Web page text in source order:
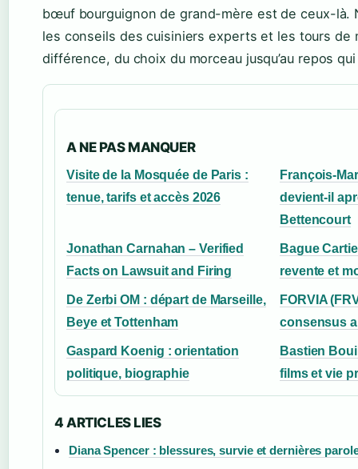
bœuf bourguignon de grand-mère est de ceux-là.
les conseils des cuisiniers experts et les tours de
différence, du choix du morceau jusqu’au repos
A NE PAS MANQUER
Visite de la Mosquée de Paris :
tenue, tarifs et accès 2026
François-
devient-il
Bettencourt
Jonathan Carnahan – Verified
Facts on Lawsuit and Firing
Bague
revente et
De Zerbi OM : départ de Marseille,
Beye et Tottenham
FORVIA
consensus
Gaspard Koenig : orientation
politique, biographie
Bastien
films et vie
4 ARTICLES LIES
Diana Spencer : blessures, survie et dernières